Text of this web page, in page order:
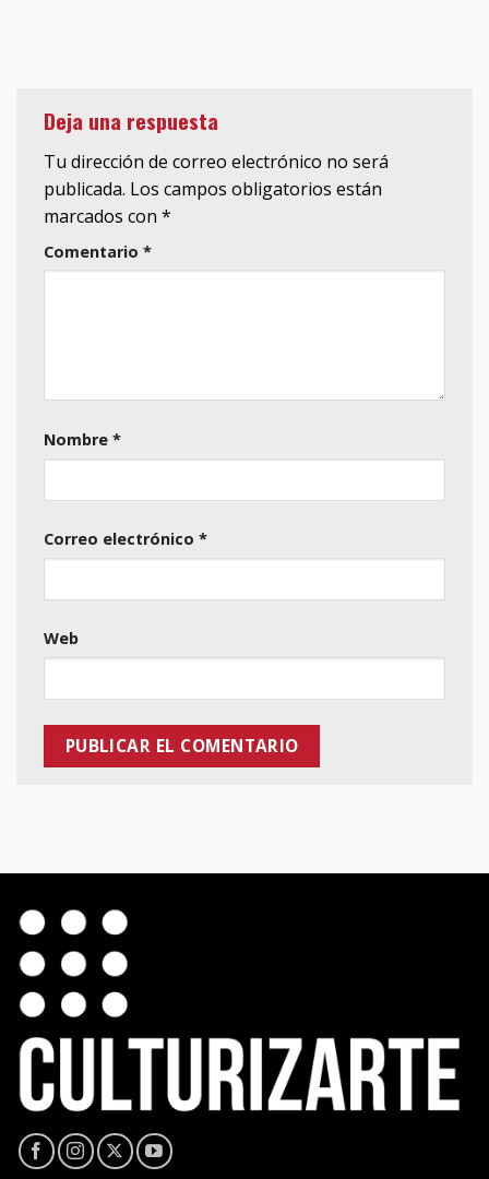
Deja una respuesta
Tu dirección de correo electrónico no será
publicada. Los campos obligatorios están
marcados con *
Comentario *
Nombre *
Correo electrónico *
Web